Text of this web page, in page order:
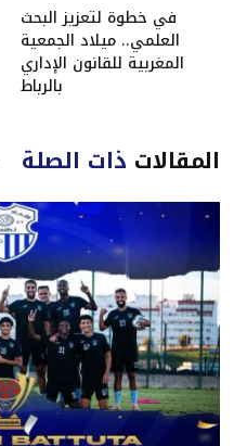
في خطوة لتعزيز البحث
العلمي.. ميلاد الجمعية
المغربية للقانون الإداري
بالرباط
المقالات ذات الصلة